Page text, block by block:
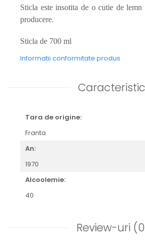
Sticla este insotita de o cutie de
producere.
Sticla de 700 ml
Informatii conformitate produs
Tara de origine:
Franta
An:
1970
Alcoolemie:
40
Review-uri